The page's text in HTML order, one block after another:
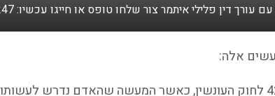
דין פלילי איתמר צור שלחו טופס או חייגו עכשיו: 050-7246247
אלה: